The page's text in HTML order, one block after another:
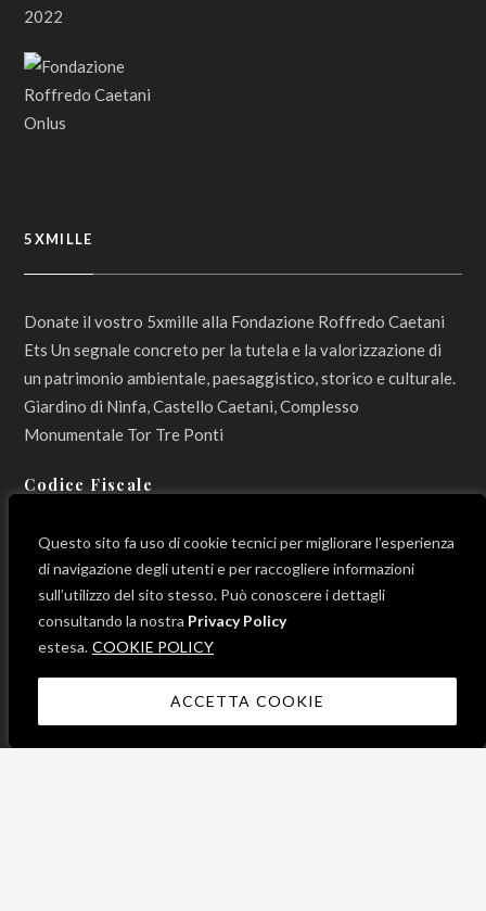
Questo sito fa uso di cookie tecnici per migliorare l’esperienza
di navigazione degli utenti e per raccogliere informazioni
sull’utilizzo del sito stesso. Può conoscere i dettagli
consultando la nostra Privacy Policy
estesa. COOKIE POLICY
ACCETTA COOKIE
2022
5XMILLE
Donate il vostro 5xmille alla Fondazione Roffredo Caetani
Ets Un segnale concreto per la tutela e la valorizzazione di
un patrimonio ambientale, paesaggistico, storico e culturale.
Giardino di Ninfa, Castello Caetani, Complesso
Monumentale Tor Tre Ponti
Codice Fiscale
LINK UTILI
Progetti